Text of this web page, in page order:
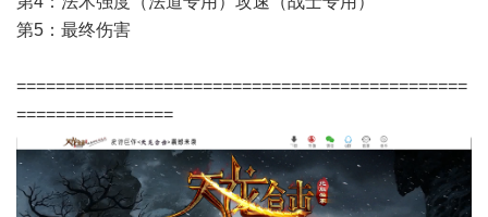
第5：最终伤害
==============================================
================